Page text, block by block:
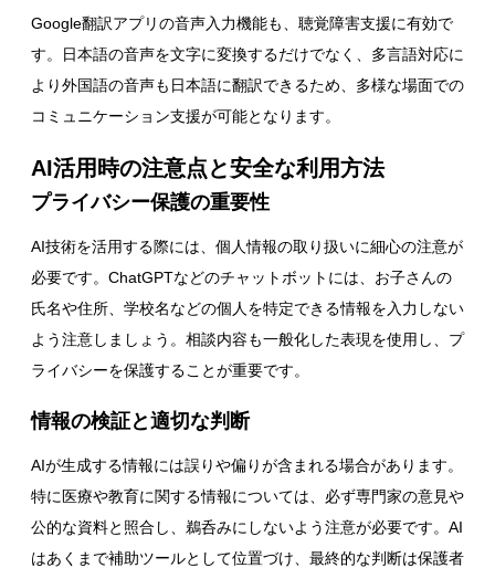
Google翻訳アプリの音声入力機能も、聴覚障害支援に有効で
す。日本語の音声を文字に変換するだけでなく、多言語対応に
より外国語の音声も日本語に翻訳できるため、多様な場面での
コミュニケーション支援が可能となります。
AI活用時の注意点と安全な利用方法
プライバシー保護の重要性
AI技術を活用する際には、個人情報の取り扱いに細心の注意が
必要です。ChatGPTなどのチャットボットには、お子さんの
氏名や住所、学校名などの個人を特定できる情報を入力しない
よう注意しましょう。相談内容も一般化した表現を使用し、プ
ライバシーを保護することが重要です。
情報の検証と適切な判断
AIが生成する情報には誤りや偏りが含まれる場合があります。
特に医療や教育に関する情報については、必ず専門家の意見や
公的な資料と照合し、鵜呑みにしないよう注意が必要です。AI
はあくまで補助ツールとして位置づけ、最終的な判断は保護者